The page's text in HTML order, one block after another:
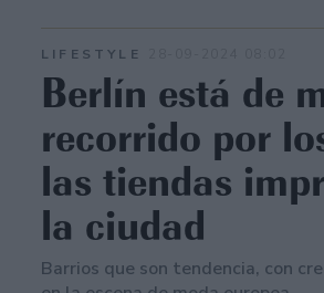
LIFESTYLE
Berlín está de
recorrido por
las tiendas
la ciudad
Barrios que son tendencia, con